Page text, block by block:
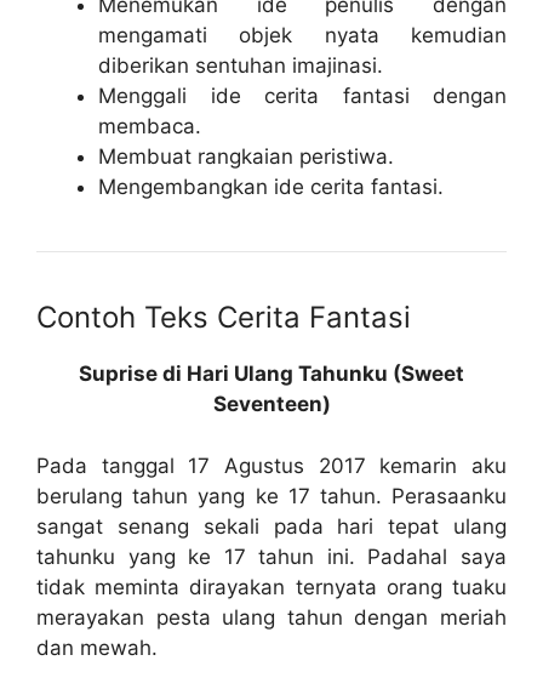
Menemukan ide penulis dengan
mengamati objek nyata kemudian
diberikan sentuhan imajinasi.
Menggali ide cerita fantasi dengan
membaca.
Membuat rangkaian peristiwa.
Mengembangkan ide cerita fantasi.
Contoh Teks Cerita Fantasi
Suprise di Hari Ulang Tahunku (Sweet
Seventeen)
Pada tanggal 17 Agustus 2017 kemarin aku
berulang tahun yang ke 17 tahun. Perasaanku
sangat senang sekali pada hari tepat ulang
tahunku yang ke 17 tahun ini. Padahal saya
tidak meminta dirayakan ternyata orang tuaku
merayakan pesta ulang tahun dengan meriah
dan mewah.